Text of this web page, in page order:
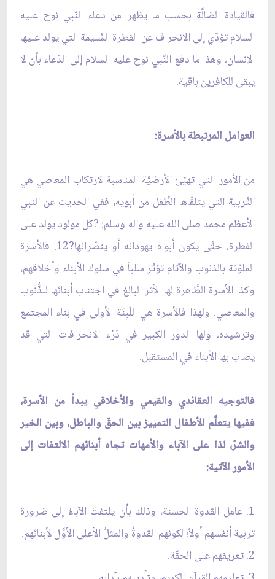
فالقيادة الضالَّة بحسب ما يظهر من دعاء النّبي نوح عليه
السلام تؤدّي إلى الانحراف عن الفطرة السَّليمة التي يولد عليها
الإنسان، وهذا ما دفع النَّبي نوح عليه السلام إلى الدّعاء بأن لا
يبقى للكافرين باقية.
العوامل المرتبطة بالأسرة:
من الأمور التي تهيّئ الأرضيَّة المناسبة لارتكاب المعاصي هي
التَّربية التي يتلقّاها الطِّفل من أبويه، ففي الحديث عن النبي
الأعظم محمد صلى الله عليه واله وسلم: ?كل مولود يولد على
الفطرة، حتَّى يكون أبواه يهودانه أو ينصّرانها?12. فالأسرة
الملوّثة بالذنوب والآثام تؤثّر سلباً في سلوك الأبناء وأخلاقهم،
وكذا الأسرة الطَّاهرة لها الأثر البالغ في اجتناب أبنائها للذُّنوب
والمعاصي. ولهذا فالأسرة هي اللَبِنَة الأولى في بناء المجتمع
وترشيده، ولها الدور الكبير في دَرْء الانحرافات التي قد
يصاب بها الأبناء في المستقبل.
فالتوجيه العقائدي والقيمي والأخلاقي يبدأ من الأسرة،
ففيها يتعلَّم الأطفال التمييز بين الحقّ والباطل، وبين الخير
والشرّ، لذا على الآباء والأمهات تجاه أبنائهم الالتفات إلى
الأمور الآتية:
1. عامل القدوة الحسنة، وذلك بأن يلتفتَ الآباءُ إلى ضرورة
تربية أنفسهم أولاً؛ لكونهم القدوةُ والمثلُ الأعلى الأوَّل لأبنائهم.
2. تعريفهم على الحقّة.